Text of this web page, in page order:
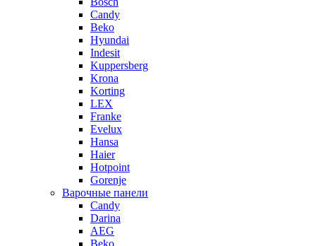
Candy
Beko
Hyundai
Indesit
Kuppersberg
Krona
Korting
LEX
Franke
Evelux
Hansa
Haier
Hotpoint
Gorenje
Варочные панели
Candy
Darina
AEG